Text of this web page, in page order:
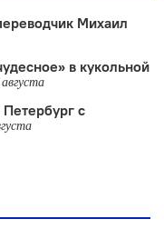
Михаил
в кукольной
с